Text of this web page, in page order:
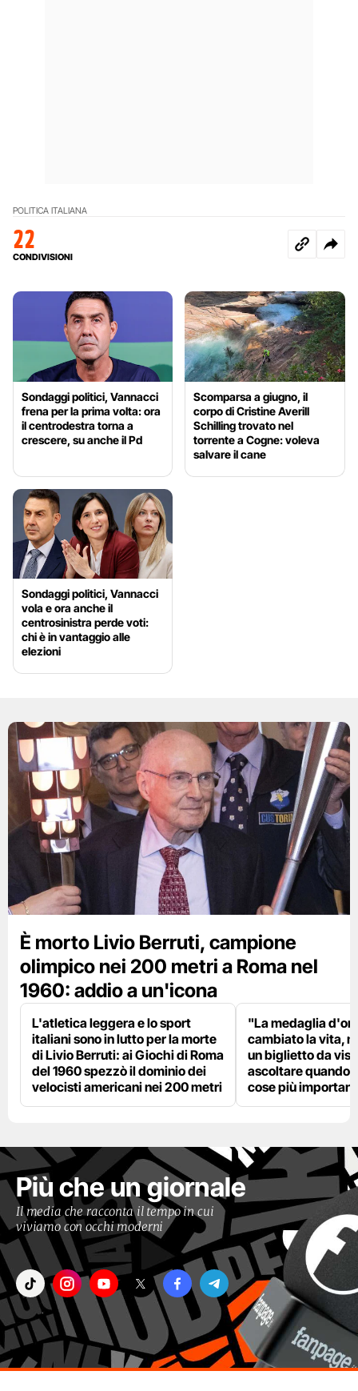
POLITICA ITALIANA
22
CONDIVISIONI
Sondaggi politici, Vannacci
frena per la prima volta: ora
il centrodestra torna a
crescere, su anche il Pd
Scomparsa a giugno, il
corpo di Cristine Averill
Schilling trovato nel
torrente a Cogne: voleva
salvare il cane
Sondaggi politici, Vannacci
vola e ora anche il
centrosinistra perde voti:
chi è in vantaggio alle
elezioni
È morto Livio Berruti, campione
olimpico nei 200 metri a Roma nel
1960: addio a un'icona
L'atletica leggera e lo sport
italiani sono in lutto per la morte
di Livio Berruti: ai Giochi di Roma
del 1960 spezzò il dominio dei
velocisti americani nei 200 metri
"La medaglia
cambiato la vita,
un biglietto da
ascoltare quando
cose più
Più che un giornale
Il media che racconta il tempo in cui
viviamo con occhi moderni